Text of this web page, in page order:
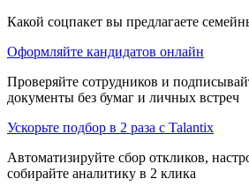
Какой соцпакет вы предлагаете
Оформляйте кандидатов онлайн
Проверяйте сотрудников и
документы без бумаг и личных встреч
Ускорьте подбор в 2 раза с Talantix
Автоматизируйте сбор откликов,
собирайте аналитику в 2 клика